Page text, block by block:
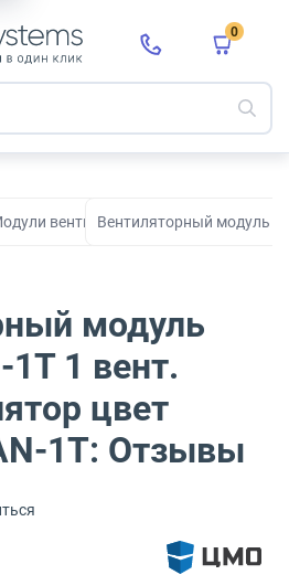
0
оборудование для СКС и
вентиляторные
Вентиляторный модуль
модуль
1 вент.
цвет
1T: Отзывы